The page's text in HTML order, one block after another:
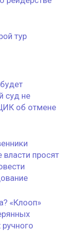
тур
суд не
об отмене
власти просят
«Клооп»‎